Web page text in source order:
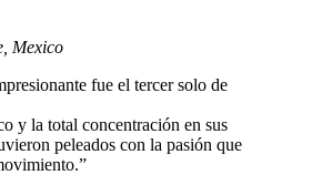
Mexico
fue el tercer solo de
y la total concentración en sus
peleados con la pasión que